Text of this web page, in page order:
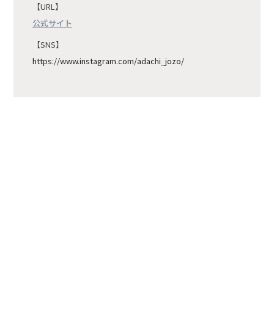
URL
公式サイト
SNS
https://www.instagram.com/adachi_jozo/